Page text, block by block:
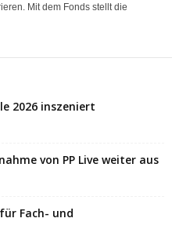
Mit dem Fonds stellt die
2026 inszeniert
von PP Live weiter aus
Fach- und